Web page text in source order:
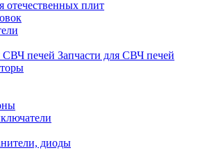
плит
Запчасти для СВЧ печей
диоды